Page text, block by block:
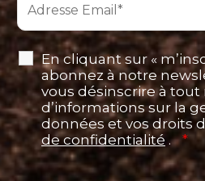
En cliquant sur «
abonnez à notre
vous désinscrire à
d’informations sur la
données et vos droits
de confidentialité . *